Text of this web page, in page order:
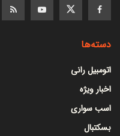
دسته‌ها
اتومبیل رانی
اخبار ویژه
اسب سواری
بسکتبال